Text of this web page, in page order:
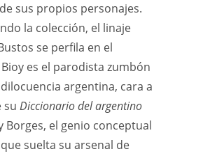
sus propios personajes.
la colección, el linaje
se perfila en el
es el parodista zumbón
argentina, cara a
su Diccionario del argentino
Borges, el genio conceptual
suelta su arsenal de